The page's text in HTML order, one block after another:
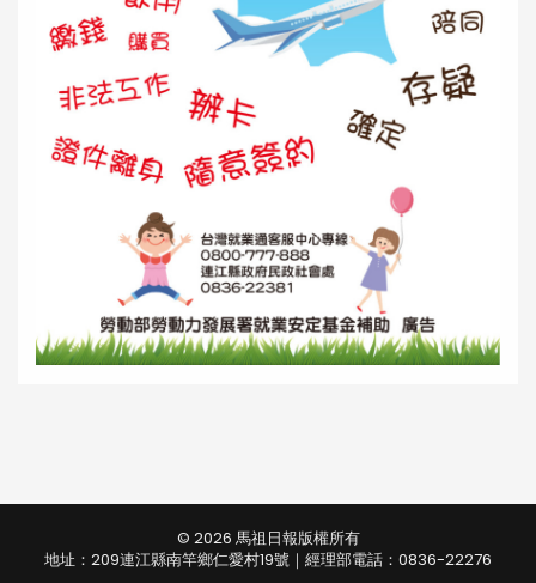
© 2026 馬祖日報版權所有
地址：209連江縣南竿鄉仁愛村19號｜經理部電話：0836-22276